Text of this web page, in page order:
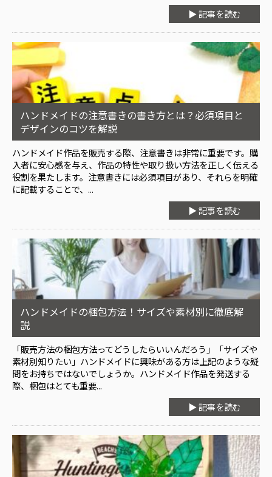
▶ 記事を読む
ハンドメイドの注意書きの書き方とは？必須項目と
デザインのコツを解説
ハンドメイド作品を販売する際、注意書きは非常に重要です。購
入者に安心感を与え、作品の特性や取り扱い方法を正しく伝える
役割を果たします。注意書きには必須項目があり、それらを明確
に記載することで、...
▶ 記事を読む
ハンドメイドの梱包方法！サイズや素材別に徹底解
説
「販売方法の梱包方法ってどうしたらいいんだろう」「サイズや
素材別知りたい」ハンドメイドに興味がある方は上記のような疑
問をお持ちではないでしょうか。ハンドメイド作品を発送する
際、梱包はとても重要...
▶ 記事を読む